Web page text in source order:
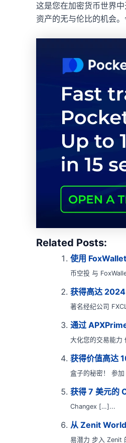
这是您在加密货币世界
资产的无与伦比的机会。
Related Posts:
使用
币空投 与
获得高达 2024
著名经纪公司
通过
大化您的交易能
获得价值高达
盒子的秘密！ 参
获得 7 美元的
Changex […]...
从 Zenit
易潜力 步入 Zenit